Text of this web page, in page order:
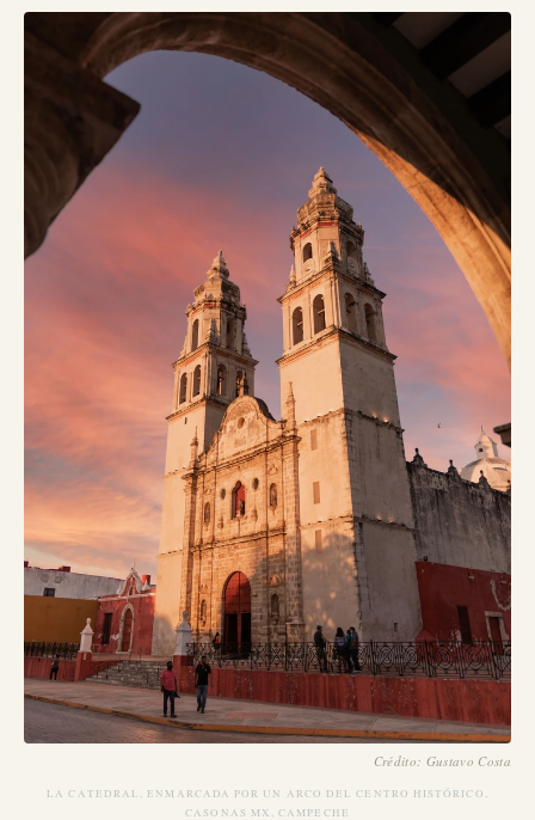
Crédito: Gustavo Costa
LA CATEDRAL, ENMARCADA POR UN ARCO DEL CENTRO HISTÓRICO,
CASONAS MX, CAMPECHE